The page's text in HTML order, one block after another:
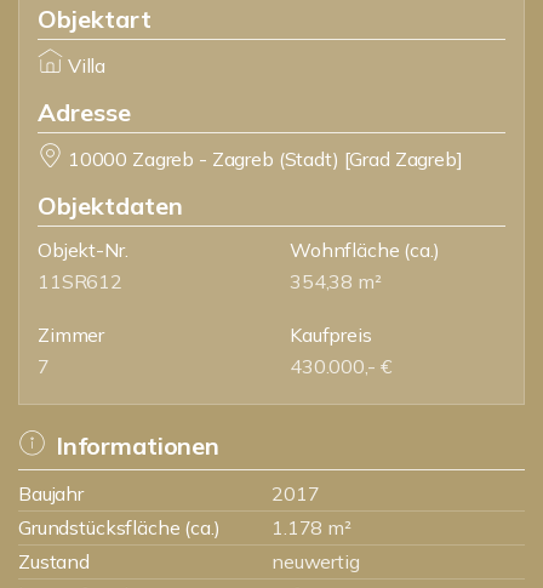
Objektart
Villa
Adresse
10000 Zagreb - Zagreb (Stadt) [Grad Zagreb]
Objektdaten
Objekt-Nr.
11SR612
Wohnfläche (ca.)
354,38 m²
Zimmer
7
Kaufpreis
430.000,- €
Informationen
Baujahr
2017
Grundstücksfläche (ca.)
1.178 m²
Zustand
neuwertig